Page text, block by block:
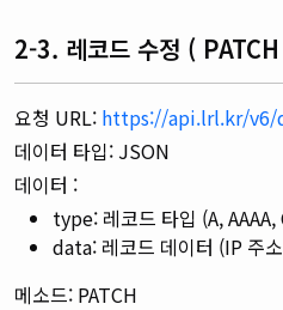
2-3. 레코드 수정 (
요청 URL: https://api.lrl.kr/v6/
데이터 타입: JSON
데이터 :
type: 레코드 타입 (A,
data: 레코드 데이터 (IP 주
메소드: PATCH